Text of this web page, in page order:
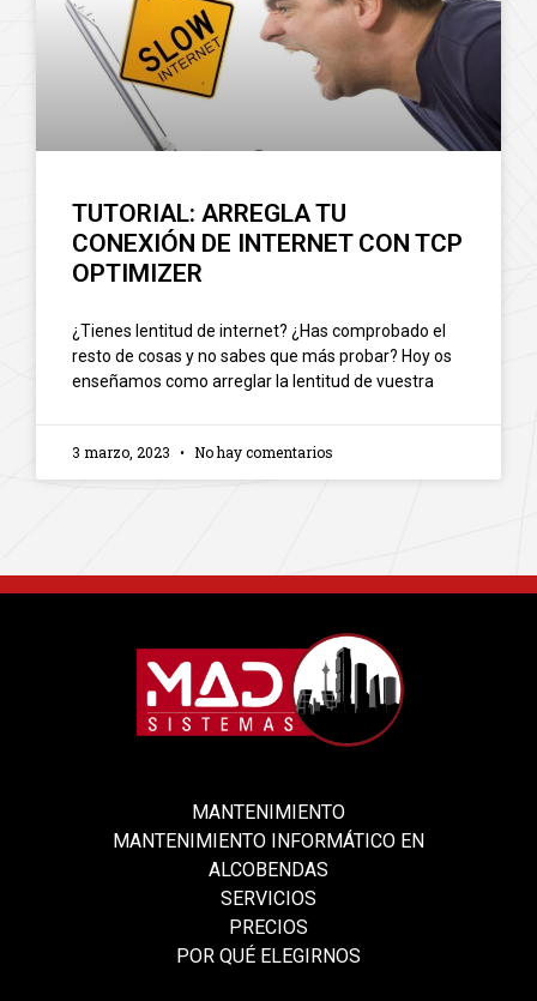
TUTORIAL: ARREGLA TU
CONEXIÓN DE INTERNET CON TCP
OPTIMIZER
¿Tienes lentitud de internet? ¿Has comprobado el
resto de cosas y no sabes que más probar? Hoy os
enseñamos como arreglar la lentitud de vuestra
3 marzo, 2023 No hay comentarios
MANTENIMIENTO
MANTENIMIENTO INFORMÁTICO EN
ALCOBENDAS
SERVICIOS
PRECIOS
POR QUÉ ELEGIRNOS